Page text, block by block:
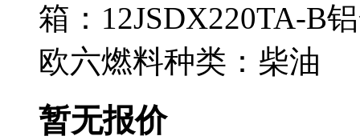
箱： 12JSDX220TA-B
欧六燃料种类： 柴油
暂无报价